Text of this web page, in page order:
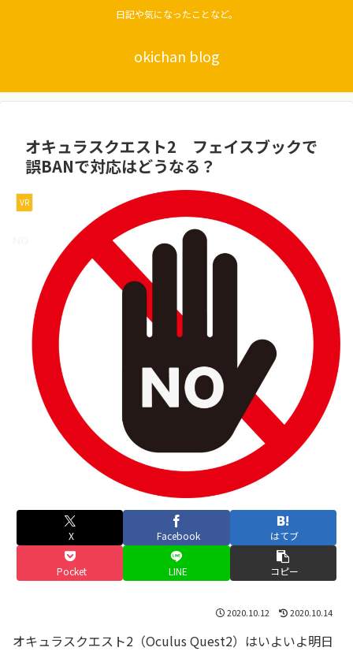
日記や気になったことなど。
okichan blog
オキュラスクエスト2 フェイスブックで
誤BANで対応はどうなる？
VR
X Facebook はてブ
Pocket LINE コピー
2020.10.12 2020.10.14
オキュラスクエスト2（Oculus Quest2）はいよいよ明日